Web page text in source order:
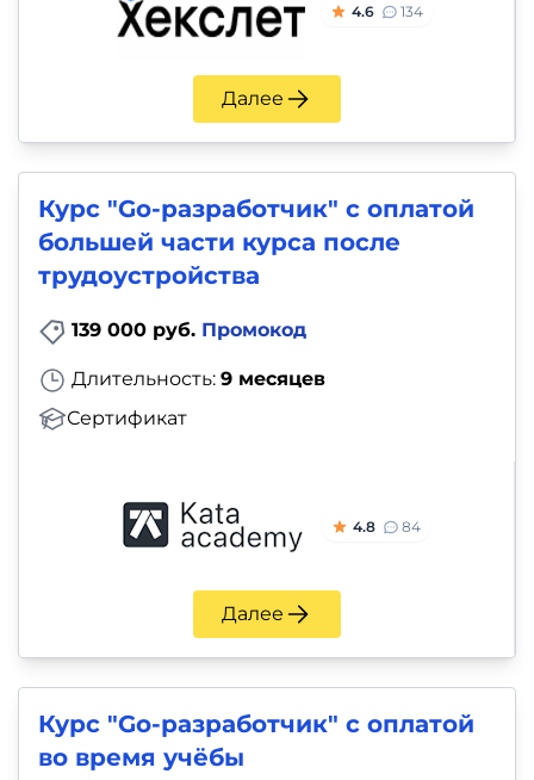
4.6 134
Далее
Курс "Go-разработчик" с оплатой
большей части курса после
трудоустройства
139 000 руб. Промокод
Длительность: 9 месяцев
Сертификат
4.8 84
Далее
Курс "Go-разработчик" с оплатой
во время учёбы